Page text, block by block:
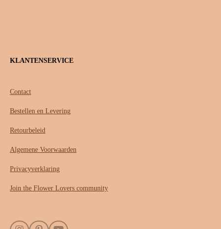
KLANTENSERVICE
Contact
Bestellen en Levering
Retourbeleid
Algemene Voorwaarden
Privacyverklaring
Join the Flower Lovers community